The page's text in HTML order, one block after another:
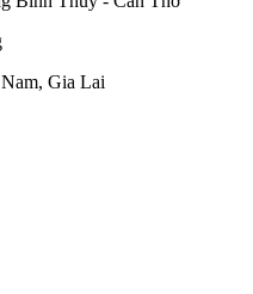
Gia Lai